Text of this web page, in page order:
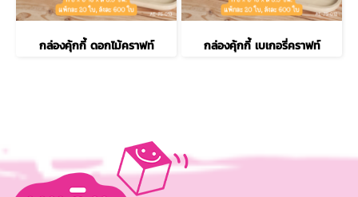
กล่องคุ้กกี้ ดอกไม้คราฟท์ กล่องคุ้กกี้ เบเกอรี่คราฟท์